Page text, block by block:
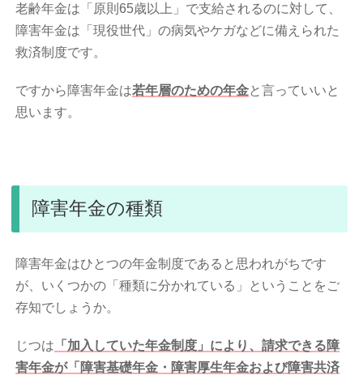
老齢年金は「原則65歳以上」で支給されるのに対して、
障害年金は「現役世代」の病気やケガなどに備えられた
救済制度です。
ですから障害年金は若年層のための年金と言っていいと
思います。
障害年金の種類
障害年金はひとつの年金制度であると思われがちです
が、いくつかの「種類に分かれている」ということをご
存知でしょうか。
じつは 「加入していた年金制度」により、請求できる障
害年金が「障害基礎年金・障害厚生年金および障害共済